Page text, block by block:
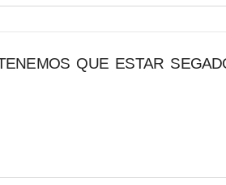
QUE ESTAR